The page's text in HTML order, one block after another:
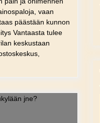
vaan
päästään kunnon
Vantaasta tulee
keskustaan